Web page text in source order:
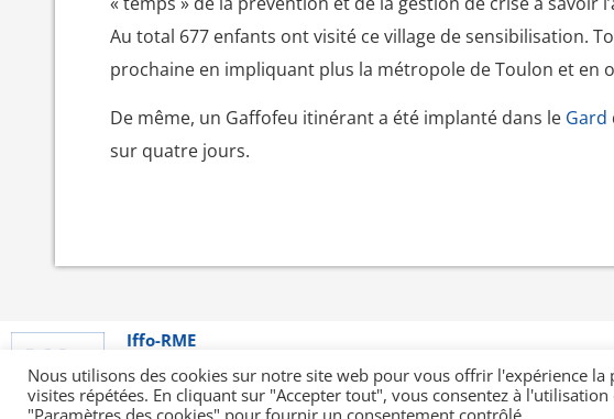
Au total 677 enfants ont visité ce village de sensibilisation.
prochaine en impliquant plus la métropole de Toulon et en
De même, un Gaffofeu itinérant a été implanté dans le Gard
sur quatre jours.
Iffo-RME
75010 Paris
01 44 72 06 25
NOUS CONTACTER
Nous utilisons des cookies sur notre site web pour vous offrir l'expérience
visites répétées. En cliquant sur "Accepter tout", vous consentez à
"Paramètres des cookies" pour fournir un consentement contrôlé.